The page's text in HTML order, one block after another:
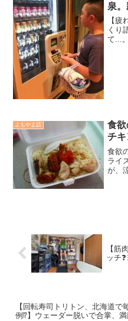
泉
【
くり
て...
よもやま話
食
チキ
食欲
ライ
が、
【筋
ッチ
【回転寿司トリトン、北海道で
例⁉️】ウェーダー脱いで合掌、満